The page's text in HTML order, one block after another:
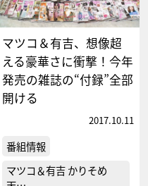
マツコ＆有吉、想像超
える豪華さに衝撃！今年
発売の雑誌の“付録”全部
開ける
2017.10.11
番組情報
マツコ＆有吉 かりそめ